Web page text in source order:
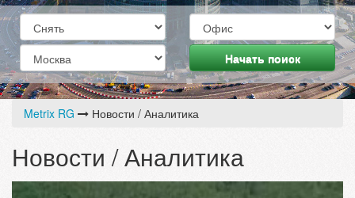
Начать поиск
Metrix RG Новости / Аналитика
Новости / Аналитика